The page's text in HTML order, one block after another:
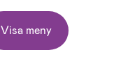
Visa meny